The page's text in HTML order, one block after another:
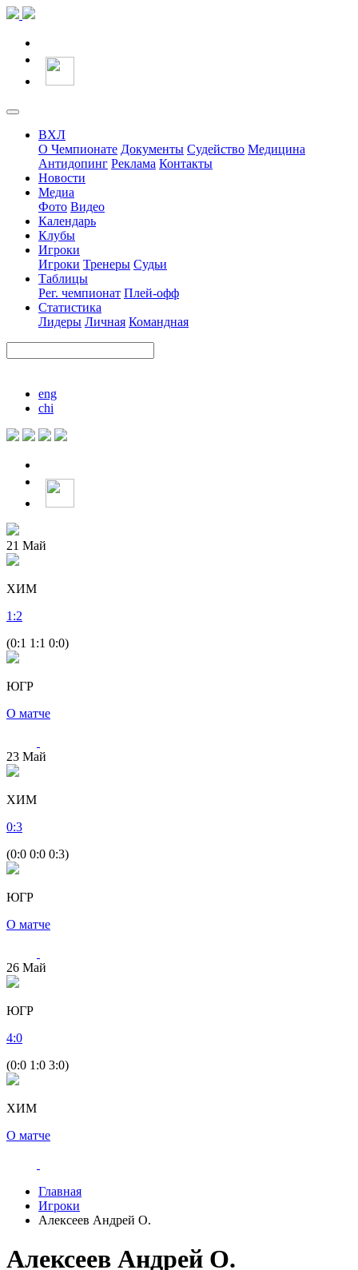
ВХЛ
О Чемпионате Документы Судейство Медицина
Антидопинг Реклама Контакты
Новости
Медиа
Фото Видео
Календарь
Клубы
Игроки
Игроки Тренеры Судьи
Таблицы
Рег. чемпионат Плей-офф
Статистика
Лидеры Личная Командная
eng
chi
21 Май
ХИМ
1 :2
(0:1 1:1 0:0)
ЮГР
О матче
23 Май
ХИМ
0:3
(0:0 0:0 0:3)
ЮГР
О матче
26 Май
ЮГР
4:0
(0:0 1:0 3:0)
ХИМ
О матче
Главная
Игроки
Алексеев Андрей О.
Алексеев Андрей О.